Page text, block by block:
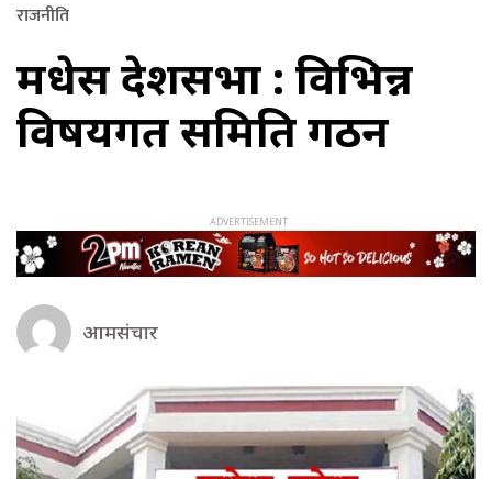
राजनीति
मधेस प्रदेशसभा : विभिन्न
विषयगत समिति गठन
आमसंचार